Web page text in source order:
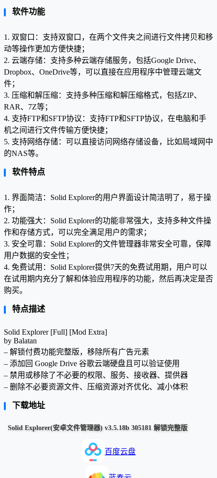
软件功能
1. 双窗口：支持双窗口，在两个文件夹之间进行文件拷贝和移
动等操作更加方便快捷；
2. 云端存储：支持多种云端存储服务，包括Google Drive、
Dropbox、OneDrive等，可以直接在应用程序中管理云端文
件；
3. 压缩和解压缩：支持多种压缩和解压缩格式，包括ZIP、
RAR、7Z等；
4. 支持FTP和SFTP协议：支持FTP和SFTP协议，在电脑和手
机之间进行文件传输方便快捷；
5. 支持网络存储：可以直接访问网络存储设备，比如局域网中
的NAS等。
软件特点
1. 界面简洁：Solid Explorer的用户界面设计简洁明了，易于操
作；
2. 功能强大：Solid Explorer的功能非常强大，支持多种文件操
作和存储方式，可以完全满足用户的需求；
3. 安全可靠：Solid Explorer的文件管理器非常安全可靠，保障
用户数据的安全性；
4. 免费试用：Solid Explorer提供7天的免费试用期，用户可以
在试用期内充分了解和体验应用程序的功能，然后再决定是否
购买。
特点描述
Solid Explorer [Full] [Mod Extra]
by Balatan
– 解锁付费功能完整版，移除所有广告元素
– 添加回 Google Drive 谷歌云端硬盘且可以验证使用
– 禁用或移除了不必要的权限、服务、接收器、提供器
– 删除不必要资源文件、压缩资源对齐优化、减小体积
下载地址
Solid Explorer(安卓文件管理器) v3.5.18b 305181 解锁完整版
百度云盘